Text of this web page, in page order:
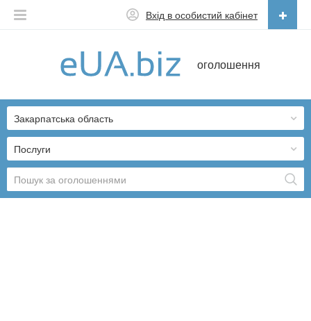
оголошення
Вхід в особистий кабінет
Українська
Послуги
Закарпатська область